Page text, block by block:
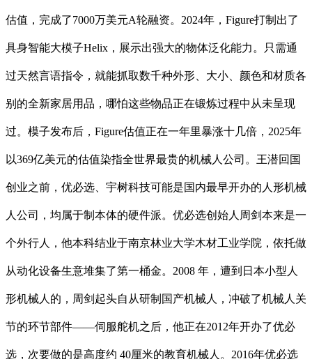
估值，完成了7000万美元A轮融资。2024年，Figure打制出了
具身智能大模子Helix，展示出强大的物体泛化能力。只需通
过天然言语指令，就能抓取数千种外形、大小、颜色和材质各
别的全新家居用品，哪怕这些物品正在锻炼过程中从未呈现
过。模子发布后，Figure估值正在一年里暴涨十几倍，2025年
以369亿美元的估值染指全世界最贵的机械人公司。王潜回国
创业之前，优必选、宇树科技可能是国内最早开办的人形机械
人公司，均属于制本体的硬件派。优必选创始人周剑本来是一
个外行人，他本科结业于南京林业大学木材工业学院，依托做
从动化设备生意堆集了第一桶金。2008 年，遭到日本小型人
形机械人的，周剑起头自从研制国产机械人，冲破了机械人关
节的环节部件——伺服舵机之后，他正在2012年开办了优必
选，次要做的是高度约 40厘米的教育机械人。2016年优必选